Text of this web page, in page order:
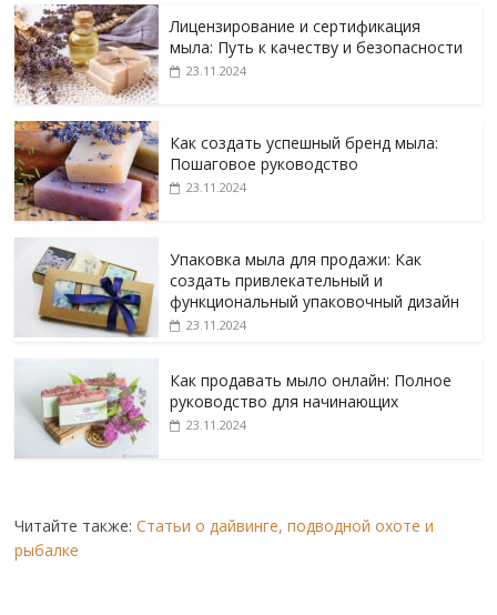
Лицензирование и сертификация
мыла: Путь к качеству и безопасности
23.11.2024
Как создать успешный бренд мыла:
Пошаговое руководство
23.11.2024
Упаковка мыла для продажи: Как
создать привлекательный и
функциональный упаковочный дизайн
23.11.2024
Как продавать мыло онлайн: Полное
руководство для начинающих
23.11.2024
Читайте также:Статьи о дайвинге, подводной охоте и
рыбалке